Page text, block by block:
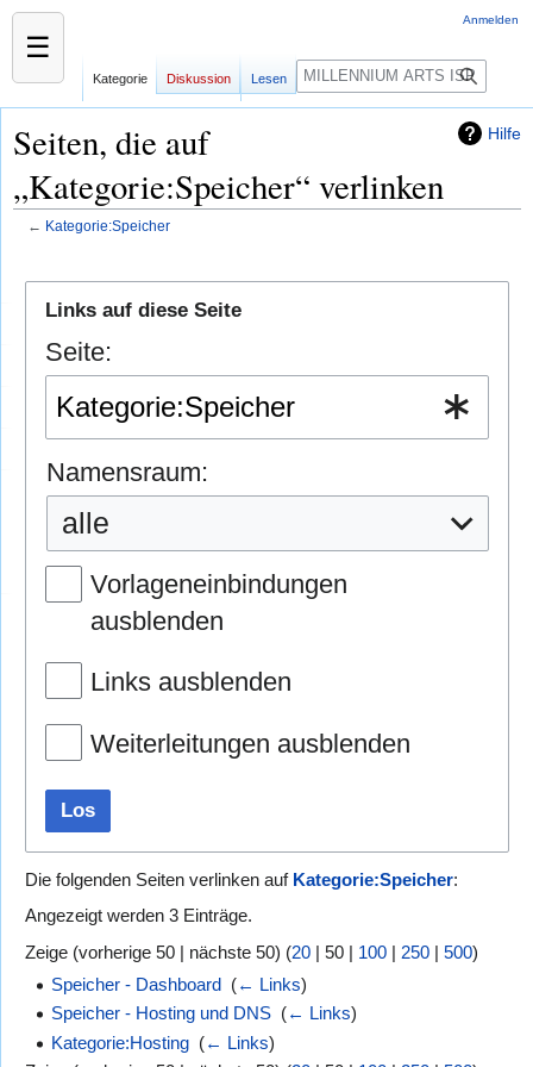
Hilfe
Seiten, die auf
„Kategorie:Speicher“ verlinken
← Kategorie:Speicher
springen
springen
Links auf diese Seite
Seite:
Namensraum:
alle
Vorlageneinbindungen
ausblenden
Links ausblenden
Weiterleitungen ausblenden
Los
Die folgenden Seiten verlinken auf Kategorie:Speicher:
Angezeigt werden 3 Einträge.
Zeige (vorherige 50 nächste 50) (20 50 100 250 500)
Speicher - Dashboard
(← Links)
Speicher - Hosting und DNS (← Links)
Kategorie:Hosting (← Links)
☰
Anmelden
Kategorie Diskussion Lesen